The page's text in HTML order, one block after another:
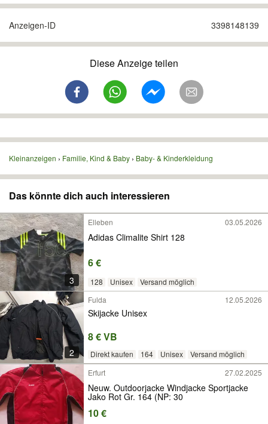
Anzeigen-ID 3398148139
Diese Anzeige teilen
Kleinanzeigen Familie, Kind & Baby Baby- & Kinderkleidung
Das könnte dich auch interessieren
3
Elleben 03.05.2026
Adidas Climalite Shirt 128
6 €
128 Unisex Versand möglich
2
Fulda 12.05.2026
Skijacke Unisex
8 € VB
Direkt kaufen 164 Unisex Versand möglich
Erfurt 27.02.2025
Neuw. Outdoorjacke Windjacke Sportjacke
Jako Rot Gr. 164 (NP: 30
10 €